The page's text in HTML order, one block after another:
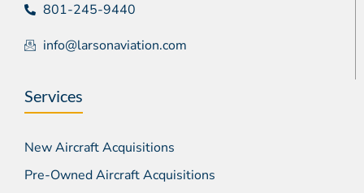
801-245-9440
info@larsonaviation.com
Services
New Aircraft Acquisitions
Pre-Owned Aircraft Acquisitions